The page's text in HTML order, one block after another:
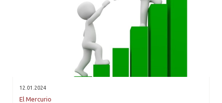
12.01.2024
El Mercurio